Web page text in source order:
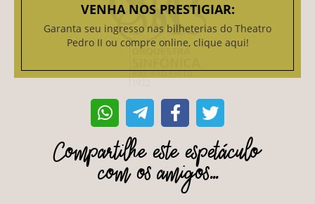
VENHA NOS PRESTIGIAR:
Garanta seu ingresso nas bilheterias do Theatro
Pedro II ou compre online, clique aqui!
Compartilhe este espetáculo
com os amigos...